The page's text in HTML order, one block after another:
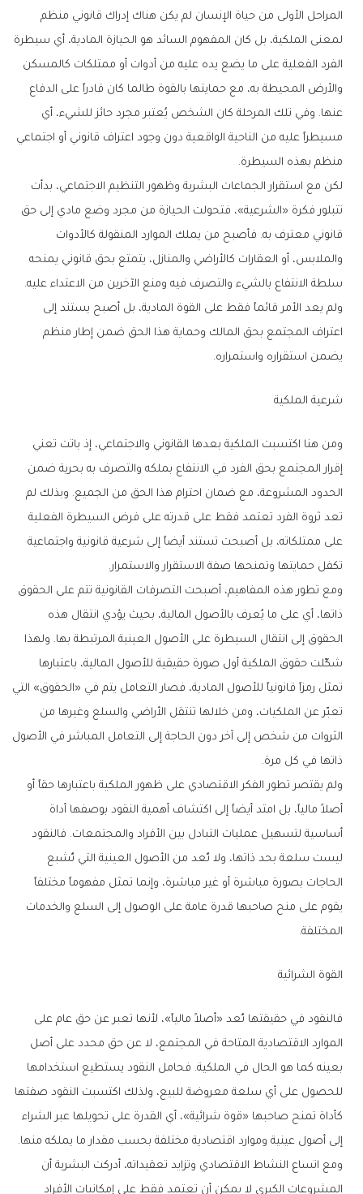
المراحل الأولى من حياة الإنسان لم يكن هناك إدراك قانوني منظم
لمعنى الملكية، بل كان المفهوم السائد هو الحيازة المادية، أي سيطرة
الفرد الفعلية على ما يضع يده عليه من أدوات أو ممتلكات كالمسكن
والأرض المحيطة به، مع حمايتها بالقوة طالما كان قادراً على الدفاع
عنها. وفي تلك المرحلة كان الشخص يُعتبر مجرد حائز للشيء، أي
مسيطراً عليه من الناحية الواقعية دون وجود اعتراف قانوني أو اجتماعي
منظم بهذه السيطرة.
لكن مع استقرار الجماعات البشرية وظهور التنظيم الاجتماعي، بدأت
تتبلور فكرة «الشرعية»، فتحولت الحيازة من مجرد وضع مادي إلى حق
قانوني معترف به. فأصبح من يملك الموارد المنقولة كالأدوات
والملابس، أو العقارات كالأراضي والمنازل، يتمتع بحق قانوني يمنحه
سلطة الانتفاع بالشيء والتصرف فيه ومنع الآخرين من الاعتداء عليه.
ولم يعد الأمر قائماً فقط على القوة المادية، بل أصبح يستند إلى
اعتراف المجتمع بحق المالك وحماية هذا الحق ضمن إطار منظم
يضمن استقراره واستمراره.
شرعية الملكية
ومن هنا اكتسبت الملكية بعدها القانوني والاجتماعي، إذ باتت تعني
إقرار المجتمع بحق الفرد في الانتفاع بملكه والتصرف به بحرية ضمن
الحدود المشروعة، مع ضمان احترام هذا الحق من الجميع. وبذلك لم
تعد ثروة الفرد تعتمد فقط على قدرته على فرض السيطرة الفعلية
على ممتلكاته، بل أصبحت تستند أيضاً إلى شرعية قانونية واجتماعية
تكفل حمايتها وتمنحها صفة الاستقرار والاستمرار.
ومع تطور هذه المفاهيم، أصبحت التصرفات القانونية تتم على الحقوق
ذاتها، أي على ما يُعرف بالأصول المالية، بحيث يؤدي انتقال هذه
الحقوق إلى انتقال السيطرة على الأصول العينية المرتبطة بها. ولهذا
شكّلت حقوق الملكية أول صورة حقيقية للأصول المالية، باعتبارها
تمثل رمزاً قانونياً للأصول المادية، فصار التعامل يتم في «الحقوق» التي
تعبّر عن الملكيات، ومن خلالها تنتقل الأراضي والسلع وغيرها من
الثروات من شخص إلى آخر دون الحاجة إلى التعامل المباشر في الأصول
ذاتها في كل مرة.
ولم يقتصر تطور الفكر الاقتصادي على ظهور الملكية باعتبارها حقاً أو
أصلاً مالياً، بل امتد أيضاً إلى اكتشاف أهمية النقود بوصفها أداة
أساسية لتسهيل عمليات التبادل بين الأفراد والمجتمعات. فالنقود
ليست سلعة بحد ذاتها، ولا تُعد من الأصول العينية التي تُشبع
الحاجات بصورة مباشرة أو غير مباشرة، وإنما تمثل مفهوماً مختلفاً
يقوم على منح صاحبها قدرة عامة على الوصول إلى السلع والخدمات
المختلفة.
القوة الشرائية
فالنقود في حقيقتها تُعد «أصلاً مالياً»، لأنها تعبر عن حق عام على
الموارد الاقتصادية المتاحة في المجتمع، لا عن حق محدد على أصل
بعينه كما هو الحال في الملكية. فحامل النقود يستطيع استخدامها
للحصول على أي سلعة معروضة للبيع، ولذلك اكتسبت النقود صفتها
كأداة تمنح صاحبها «قوة شرائية»، أي القدرة على تحويلها عبر الشراء
إلى أصول عينية وموارد اقتصادية مختلفة بحسب مقدار ما يملكه منها.
ومع اتساع النشاط الاقتصادي وتزايد تعقيداته، أدركت البشرية أن
المشروعات الكبرى لا يمكن أن تعتمد فقط على إمكانيات الأفراد